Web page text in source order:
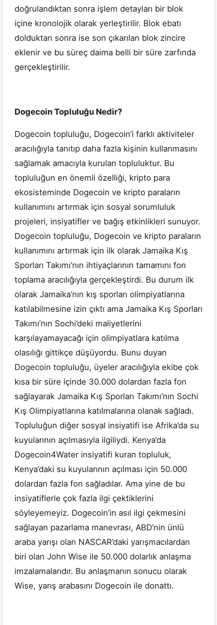
doğrulandıktan sonra işlem detayları bir blok
içine kronolojik olarak yerleştirilir. Blok ebatı
dolduktan sonra ise son çıkarılan blok zincire
eklenir ve bu süreç daima belli bir süre zarfında
gerçekleştirilir.
Dogecoin Topluluğu Nedir?
Dogecoin topluluğu, Dogecoin’i farklı aktiviteler
aracılığıyla tanıtıp daha fazla kişinin kullanmasını
sağlamak amacıyla kurulan topluluktur. Bu
topluluğun en önemli özelliği, kripto para
ekosisteminde Dogecoin ve kripto paraların
kullanımını artırmak için sosyal sorumluluk
projeleri, insiyatifler ve bağış etkinlikleri sunuyor.
Dogecoin topluluğu, Dogecoin ve kripto paraların
kullanımını artırmak için ilk olarak Jamaika Kış
Sporları Takımı’nın ihtiyaçlarının tamamını fon
toplama aracılığıyla gerçekleştirdi. Bu durum ilk
olarak Jamaika’nın kış sporları olimpiyatlarına
katılabilmesine izin çıktı ama Jamaika Kış Sporları
Takımı’nın Sochi’deki maliyetlerini
karşılayamayacağı için olimpiyatlara katılma
olasılığı gittikçe düşüyordu. Bunu duyan
Dogecoin topluluğu, üyeler aracılığıyla ekibe çok
kısa bir süre içinde 30.000 dolardan fazla fon
sağlayarak Jamaika Kış Sporları Takımı’nın Sochi
Kış Olimpiyatlarına katılmalarına olanak sağladı.
Topluluğun diğer sosyal insiyatifi ise Afrika’da su
kuyularının açılmasıyla ilgiliydi. Kenya’da
Dogecoin4Water insiyatifi kuran topluluk,
Kenya’daki su kuyularının açılması için 50.000
dolardan fazla fon sağladılar. Ama yine de bu
insiyatiflerle çok fazla ilgi çektiklerini
söyleyemeyiz. Dogecoin’in asıl ilgi çekmesini
sağlayan pazarlama manevrası, ABD’nin ünlü
araba yarışı olan NASCAR’daki yarışmacılardan
biri olan John Wise ile 50.000 dolarlık anlaşma
imzalamalarıdır. Bu anlaşmanın sonucu olarak
Wise, yarış arabasını Dogecoin ile donattı.